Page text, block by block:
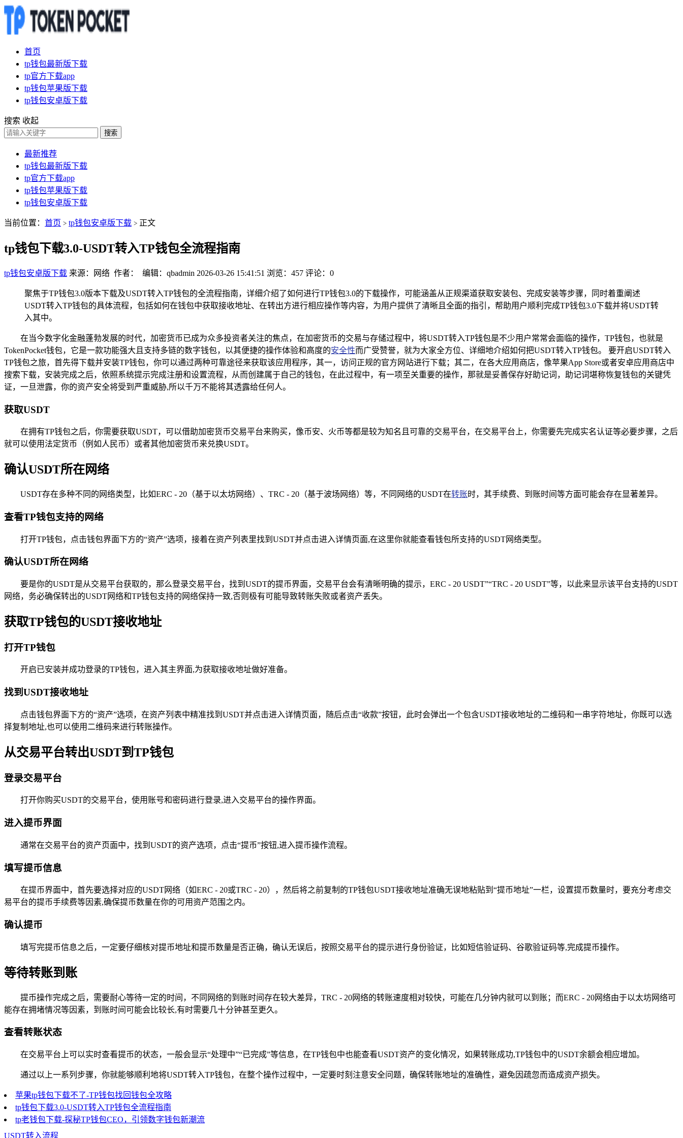
首页
tp钱包最新版下载
tp官方下载app
tp钱包苹果版下载
tp钱包安卓版下载
搜索 收起
搜索
最新推荐
tp钱包最新版下载
tp官方下载app
tp钱包苹果版下载
tp钱包安卓版下载
当前位置： 首页 > tp钱包安卓版下载 > 正文
tp钱包下载3.0-USDT转入TP钱包全流程指南
tp钱包安卓版下载 来源：网络 作者： 编辑：qbadmin 2026-03-26 15:41:51 浏览：457 评论：0
聚焦于TP钱包3.0版本下载及USDT转入TP钱包的全流程指南，详细介绍了如何进行TP钱包3.0的下载操作，可能涵盖从正规渠道获取安装包、完成安装等步骤，同时着重阐述
USDT转入TP钱包的具体流程，包括如何在钱包中获取接收地址、在转出方进行相应操作等内容，为用户提供了清晰且全面的指引，帮助用户顺利完成TP钱包3.0下载并将USDT转
入其中。
在当今数字化金融蓬勃发展的时代，加密货币已成为众多投资者关注的焦点，在加密货币的交易与存储过程中，将USDT转入TP钱包是不少用户常常会面临的操作，TP钱包，也就是
TokenPocket钱包，它是一款功能强大且支持多链的数字钱包，以其便捷的操作体验和高度的安全性而广受赞誉，就为大家全方位、详细地介绍如何把USDT转入TP钱包。 要开启USDT转入
TP钱包之旅，首先得下载并安装TP钱包，你可以通过两种可靠途径来获取该应用程序，其一，访问正规的官方网站进行下载；其二，在各大应用商店，像苹果App Store或者安卓应用商店中
搜索下载，安装完成之后，依照系统提示完成注册和设置流程，从而创建属于自己的钱包，在此过程中，有一项至关重要的操作，那就是妥善保存好助记词，助记词堪称恢复钱包的关键凭
证，一旦泄露，你的资产安全将受到严重威胁,所以千万不能将其透露给任何人。
获取USDT
在拥有TP钱包之后，你需要获取USDT，可以借助加密货币交易平台来购买，像币安、火币等都是较为知名且可靠的交易平台，在交易平台上，你需要先完成实名认证等必要步骤，之后
就可以使用法定货币（例如人民币）或者其他加密货币来兑换USDT。
确认USDT所在网络
USDT存在多种不同的网络类型，比如ERC - 20（基于以太坊网络）、TRC - 20（基于波场网络）等，不同网络的USDT在转账时，其手续费、到账时间等方面可能会存在显著差异。
查看TP钱包支持的网络
打开TP钱包，点击钱包界面下方的“资产”选项，接着在资产列表里找到USDT并点击进入详情页面,在这里你就能查看钱包所支持的USDT网络类型。
确认USDT所在网络
要是你的USDT是从交易平台获取的，那么登录交易平台，找到USDT的提币界面，交易平台会有清晰明确的提示，ERC - 20 USDT”“TRC - 20 USDT”等，以此来显示该平台支持的USDT
网络，务必确保转出的USDT网络和TP钱包支持的网络保持一致,否则极有可能导致转账失败或者资产丢失。
获取TP钱包的USDT接收地址
打开TP钱包
开启已安装并成功登录的TP钱包，进入其主界面,为获取接收地址做好准备。
找到USDT接收地址
点击钱包界面下方的“资产”选项，在资产列表中精准找到USDT并点击进入详情页面，随后点击“收款”按钮，此时会弹出一个包含USDT接收地址的二维码和一串字符地址，你既可以选
择复制地址,也可以使用二维码来进行转账操作。
从交易平台转出USDT到TP钱包
登录交易平台
打开你购买USDT的交易平台，使用账号和密码进行登录,进入交易平台的操作界面。
进入提币界面
通常在交易平台的资产页面中，找到USDT的资产选项，点击“提币”按钮,进入提币操作流程。
填写提币信息
在提币界面中，首先要选择对应的USDT网络（如ERC - 20或TRC - 20），然后将之前复制的TP钱包USDT接收地址准确无误地粘贴到“提币地址”一栏，设置提币数量时，要充分考虑交
易平台的提币手续费等因素,确保提币数量在你的可用资产范围之内。
确认提币
填写完提币信息之后，一定要仔细核对提币地址和提币数量是否正确，确认无误后，按照交易平台的提示进行身份验证，比如短信验证码、谷歌验证码等,完成提币操作。
等待转账到账
提币操作完成之后，需要耐心等待一定的时间，不同网络的到账时间存在较大差异，TRC - 20网络的转账速度相对较快，可能在几分钟内就可以到账；而ERC - 20网络由于以太坊网络可
能存在拥堵情况等因素，到账时间可能会比较长,有时需要几十分钟甚至更久。
查看转账状态
在交易平台上可以实时查看提币的状态，一般会显示“处理中”“已完成”等信息，在TP钱包中也能查看USDT资产的变化情况，如果转账成功,TP钱包中的USDT余额会相应增加。
通过以上一系列步骤，你就能够顺利地将USDT转入TP钱包，在整个操作过程中，一定要时刻注意安全问题，确保转账地址的准确性，避免因疏忽而造成资产损失。
苹果tp钱包下载不了-TP钱包找回钱包全攻略
tp钱包下载3.0-USDT转入TP钱包全流程指南
tp老钱包下载-探秘TP钱包CEO，引领数字钱包新潮流
USDT转入流程